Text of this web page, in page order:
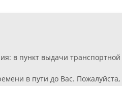
в пункт выдачи
в пути до Вас.